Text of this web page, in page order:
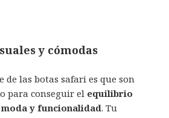
y cómodas
de las botas safari es que son
para conseguir el equilibrio
y funcionalidad. Tu